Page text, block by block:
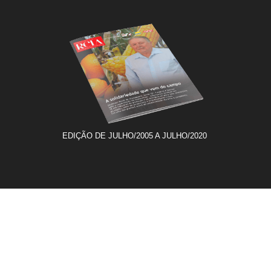
EDIÇÃO DE JULHO/2005 A JULHO/2020